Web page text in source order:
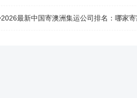
2026最新中国寄澳洲集运公司排名：哪家寄家具最可